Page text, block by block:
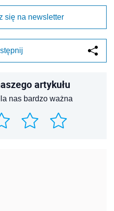
się na newsletter
artykułu
nas bardzo ważna